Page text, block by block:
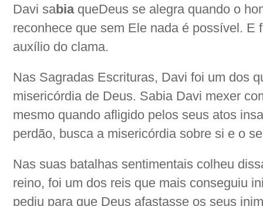
Davi sabiaqueDeus se alegra quando o
reconhece que sem Ele nada é possível. E
auxílio do clama.
Nas Sagradas Escrituras, Davi foi um dos
misericórdia de Deus. Sabia Davi mexer
mesmo quando afligido pelos seus atos
perdão, busca a misericórdia sobre si e o
Nas suas batalhas sentimentais colheu
reino, foi um dos reis que mais conseguiu
pediu para que Deus afastasse os seus